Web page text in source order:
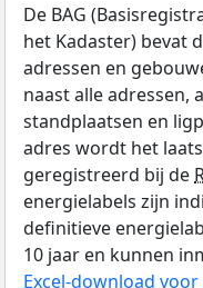
De BAG
het Kadaster) bevat
adressen en
naast alle adressen,
standplaatsen en
adres wordt het
geregistreerd bij de
energielabels zijn
definitieve
10 jaar en kunnen
Excel-download